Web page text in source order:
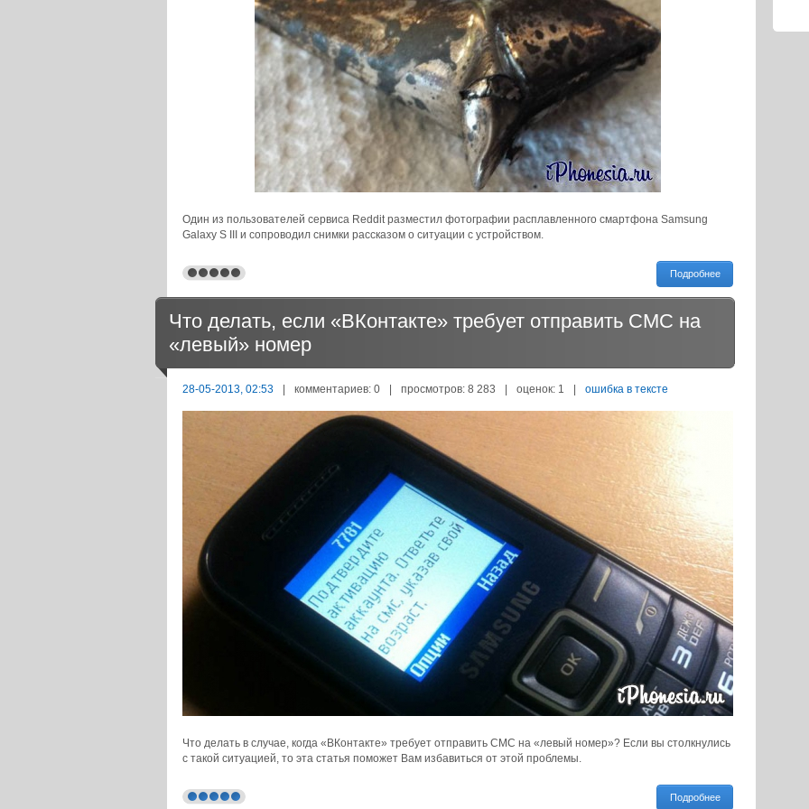
Один из пользователей сервиса Reddit разместил фотографии расплавленного смартфона Samsung
Galaxy S III и сопроводил снимки рассказом о ситуации с устройством.
Подробнее
Что делать, если «ВКонтакте» требует отправить СМС на
«левый» номер
28-05-2013, 02:53 | комментариев: 0 | просмотров: 8 283 | оценок: 1 | ошибка в тексте
Что делать в случае, когда «ВКонтакте» требует отправить СМС на «левый номер»? Если вы столкнулись
с такой ситуацией, то эта статья поможет Вам избавиться от этой проблемы.
Подробнее